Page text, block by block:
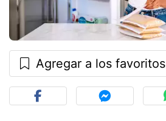
Agregar a los favoritos